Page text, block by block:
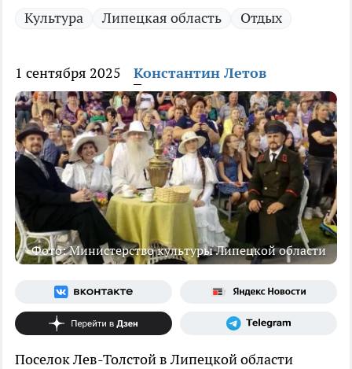
Культура Липецкая область Отдых
1 сентября 2025 Константин Летов
Фото: Министерство культуры Липецкой области
Поселок Лев-Толстой в Липецкой области